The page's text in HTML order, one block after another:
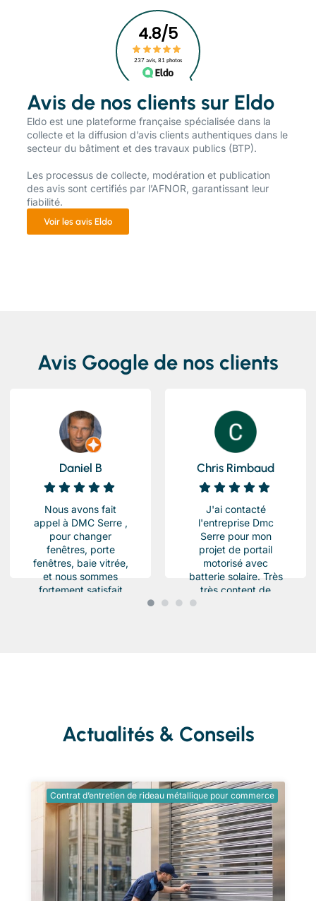
Avis de nos clients sur Eldo
​Eldo est une plateforme française spécialisée dans la
collecte et la diffusion d’avis clients authentiques dans le
secteur du bâtiment et des travaux publics (BTP).
Les processus de collecte, modération et publication
des avis sont certifiés par l’AFNOR, garantissant leur
fiabilité.
Voir les avis Eldo
Avis Google de nos clients
Daniel B
Nous avons fait
appel à DMC Serre ,
pour changer
fenêtres, porte
fenêtres, baie vitrée,
et nous sommes
fortement satisfait
Chris Rimbaud
J'ai contacté
l'entreprise Dmc
Serre pour mon
projet de portail
motorisé avec
batterie solaire. Très
très content de
l'équipe Beau travail
Actualités & Conseils
Contrat d’entretien de rideau métallique pour commerce